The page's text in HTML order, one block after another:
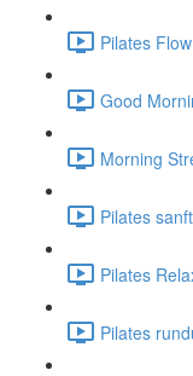
Pilates
Good
Morning
Pilates
Pilates
Pilates